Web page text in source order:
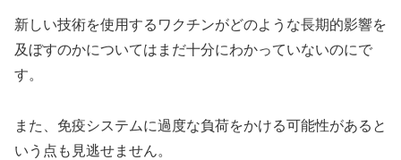
新しい技術を使用するワクチンがどのような長期的影響を
及ぼすのかについてはまだ十分にわかっていないのにで
す。
また、免疫システムに過度な負荷をかける可能性があると
いう点も見逃せません。